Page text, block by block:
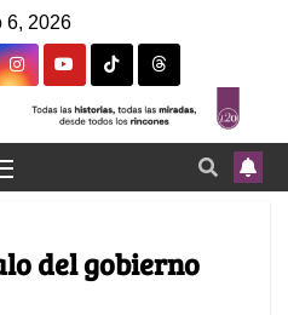
6, 2026
del gobierno